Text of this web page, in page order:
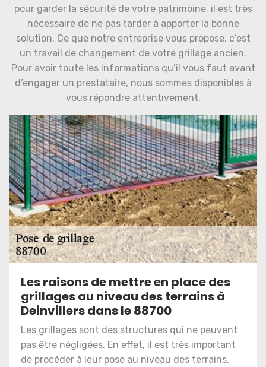
pour garder la sécurité de votre patrimoine, il est très
nécessaire de ne pas tarder à apporter la bonne
solution. Ce que notre entreprise vous propose, c’est
un travail de changement de votre grillage ancien.
Pour avoir toute les informations qu’il vous faut avant
d’engager un prestataire, nous sommes disponibles à
vous répondre attentivement.
Les raisons de mettre en place des
grillages au niveau des terrains à
Deinvillers dans le 88700
Les grillages sont des structures qui ne peuvent
pas être négligées. En effet, il est très important
de procéder à leur pose au niveau des terrains.